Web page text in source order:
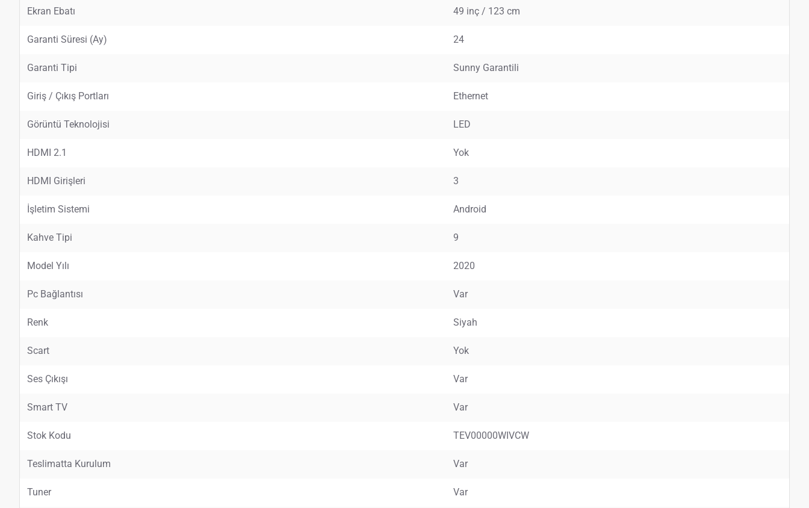
Ekran Ebatı 49 inç / 123 cm
Garanti Süresi (Ay) 24
Garanti Tipi Sunny Garantili
Giriş / Çıkış Portları Ethernet
Görüntü Teknolojisi LED
HDMI 2.1 Yok
HDMI Girişleri 3
İşletim Sistemi Android
Kahve Tipi 9
Model Yılı 2020
Pc Bağlantısı Var
Renk Siyah
Scart Yok
Ses Çıkışı Var
Smart TV Var
Stok Kodu TEV00000WIVCW
Teslimatta Kurulum Var
Tuner Var